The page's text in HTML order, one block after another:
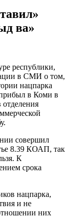
ва»
республики,
в СМИ о том,
нацпарка
в Коми в
отделения
совершил
8.39 КОАП, так
К
срока
нацпарка,
и не
них